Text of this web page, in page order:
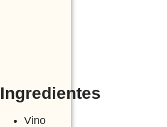
Ingredientes
Vino